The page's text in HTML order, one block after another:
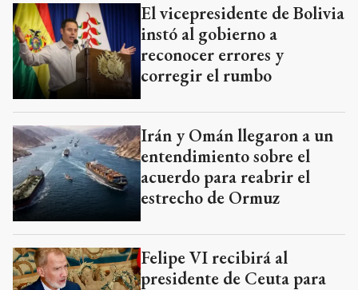
El vicepresidente de Bolivia
instó al gobierno a
reconocer errores y
corregir el rumbo
Irán y Omán llegaron a un
entendimiento sobre el
acuerdo para reabrir el
estrecho de Ormuz
Felipe VI recibirá al
presidente de Ceuta para